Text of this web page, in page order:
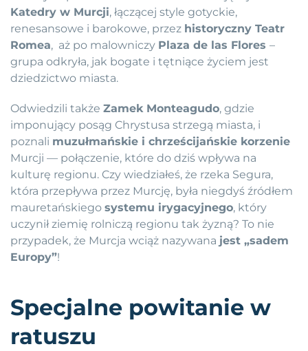
Katedry w Murcji, łączącej style gotyckie,
renesansowe i barokowe, przez historyczny Teatr
Romea, aż po malowniczy Plaza de las Flores –
grupa odkryła, jak bogate i tętniące życiem jest
dziedzictwo miasta.
Odwiedzili także Zamek Monteagudo, gdzie
imponujący posąg Chrystusa strzegą miasta, i
poznali muzułmańskie i chrześcijańskie korzenie
Murcji — połączenie, które do dziś wpływa na
kulturę regionu. Czy wiedziałeś, że rzeka Segura,
która przepływa przez Murcję, była niegdyś źródłem
mauretańskiego systemu irygacyjnego, który
uczynił ziemię rolniczą regionu tak żyzną? To nie
przypadek, że Murcja wciąż nazywana jest „sadem
Europy”!
Specjalne powitanie w
ratuszu